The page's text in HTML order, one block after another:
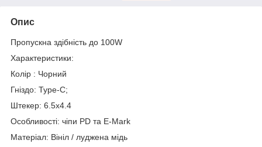
Опис
Пропускна здібність до 100W
Характеристики:
Колір : Чорний
Гніздо: Type-C;
Штекер: 6.5x4.4
Особливості: чіпи PD та E-Mark
Матеріал: Вініл / луджена мідь